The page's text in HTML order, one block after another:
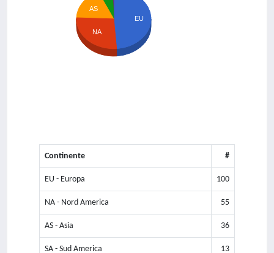
EU
AS
NA
Continente #
EU - Europa 100
NA - Nord America 55
AS - Asia 36
SA - Sud America 13